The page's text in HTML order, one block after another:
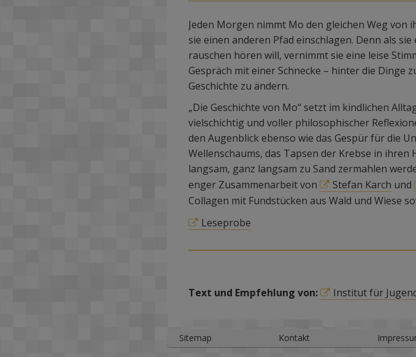
Jeden Morgen nimmt Mo den gleichen Weg
sie einen anderen Pfad einschlagen. Denn als
rauschen hören will, vernimmt sie eine leise
Gespräch mit einer Schnecke – hinter die Dinge
Geschichte zu ändern.
„Die Geschichte von Mo“ setzt im kindlichen
vielschichtig und voller philosophischer
den Augenblick ebenso wie das Gespür für die
Wellenschaums, das Tapsen der Krebse in
langsam, ganz langsam zu Sand zermahlen
enger Zusammenarbeit von
Stefan Karch und
Collagen mit Fundstücken aus Wald und Wiese
Leseprobe
Text und Empfehlung von: Institut für
Sitemap Kontakt